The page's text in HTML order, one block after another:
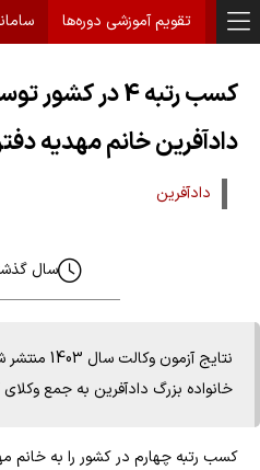
تقویم آموزشی دوره‌ها
کسب رتبه 4 در
دادآفرین خانم مهدیه
دادآفرین
سال
نتایج
خانواده بزرگ دادآفرین به جمع
کسب رتبه چهارم در کشور را به خانم